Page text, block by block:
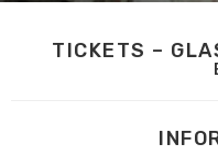
TICKETS –